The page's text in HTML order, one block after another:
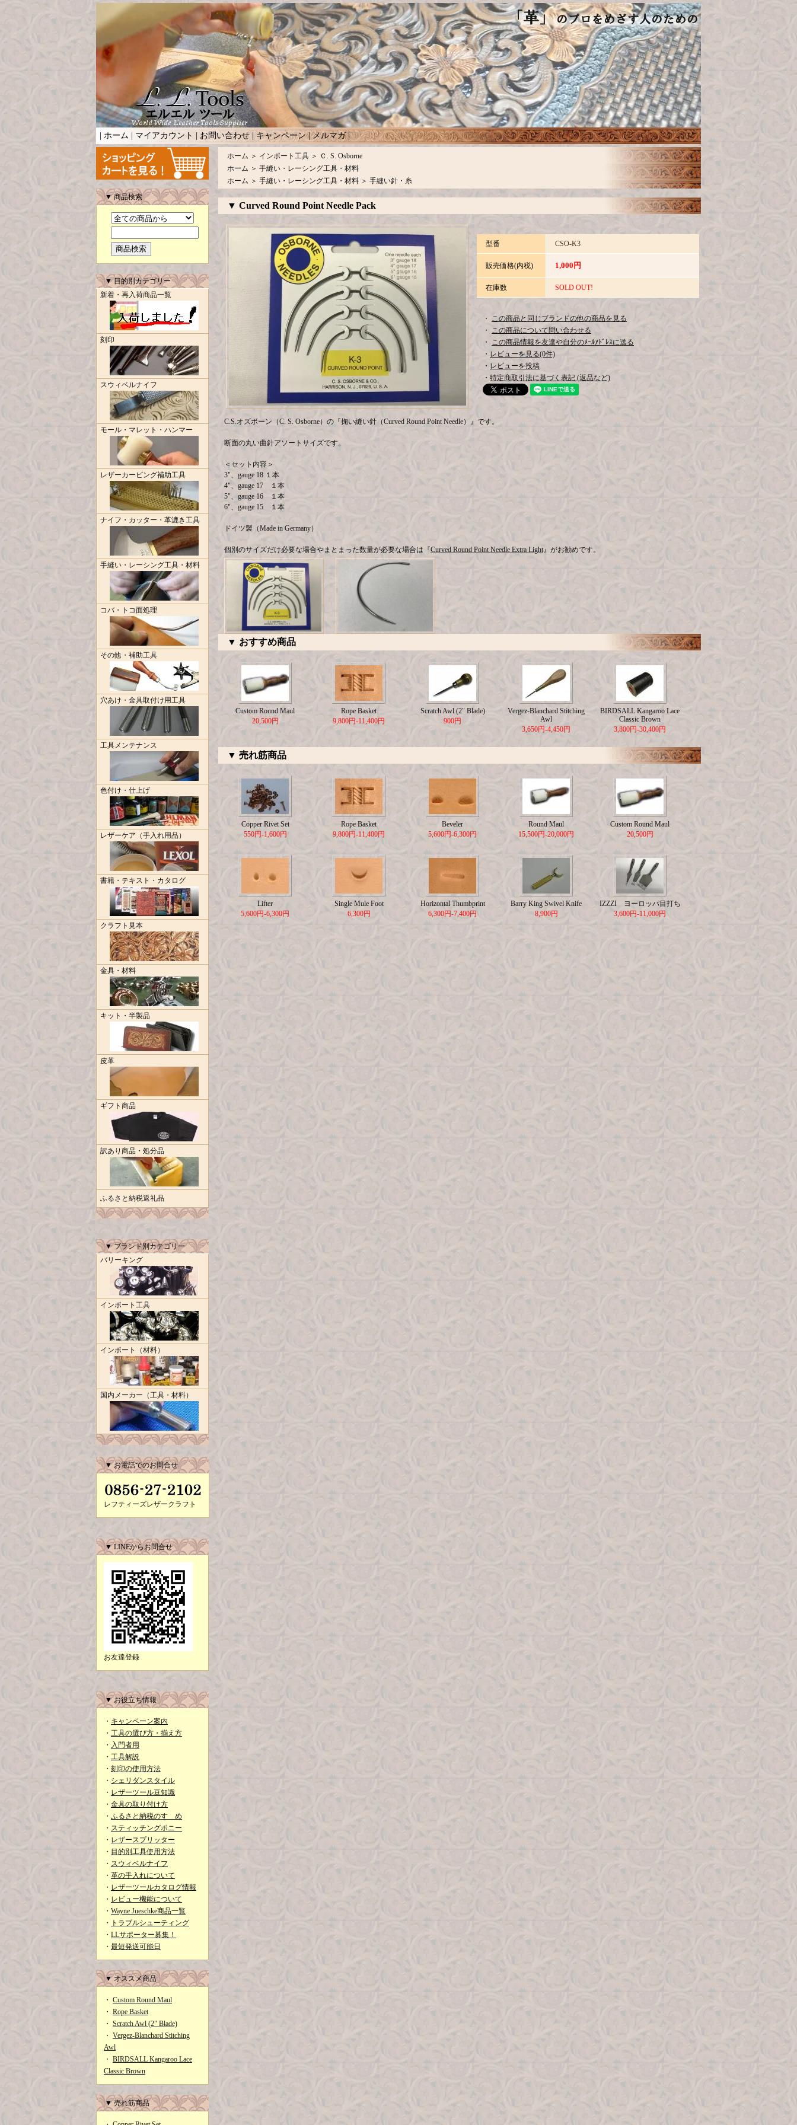
ホーム マイアカウント | お問い合わせ | キャンペーン|メルマガ|
▼ 商品検索
▼ 目的別カテゴリー
新着・再入荷商品一覧
刻印
スウィベルナイフ
モール・マレット・ハンマー
レザーカービング補助工具
ナイフ・カッター・革漉き工具
手縫い・レーシング工具・材料
コバ・トコ面処理
その他・補助工具
穴あけ・金具取付け用工具
工具メンテナンス
色付け・仕上げ
レザーケア（手入れ用品）
書籍・テキスト・カタログ
クラフト見本
金具・材料
キット・半製品
皮革
ギフト商品
訳あり商品・処分品
ふるさと納税返礼品
▼ ブランド別カテゴリー
バリーキング
インポート工具
インポート（材料）
国内メーカー（工具・材料）
▼ お電話でのお問合せ
レフティーズレザークラフト
▼ LINEからお問合せ
お友達登録
▼ お役立ち情報
・ キャンペーン案内
・ 工具の選び方・揃え方
・ 入門者用
・ 工具解説
・ 刻印の使用方法
・ シェリダンスタイル
・ レザーツール豆知識
・ 金具の取り付け方
・ ふるさと納税のすゝめ
・ スティッチングポニー
・ レザースプリッター
・ 目的別工具使用方法
・ スウィベルナイフ
・ 革の手入れについて
・ レザーツールカタログ情報
・ レビュー機能について
・ Wayne Jueschke商品一覧
・
トラブルシューティング
・ LLサポーター募集！
・ 最短発送可能日
▼ オススメ商品
・ Custom Round Maul
・ Rope Basket
・ Scratch Awl (2" Blade)
・ Vergez-Blanchard Stitching
Awl
・ BIRDSALL Kangaroo Lace
Classic Brown
▼ 売れ筋商品
ホーム ＞ インポート工具 ＞ Ｃ. S. Osborne
ホーム ＞ 手縫い・レーシング工具・材料
ホーム ＞ 手縫い・レーシング工具・材料 ＞ 手縫い針・糸
▼ Curved Round Point Needle Pack
型番 CSO-K3
販売価格(内税) 1,000円
在庫数 SOLD OUT!
・ この商品と同じブランドの他の商品を見る
・ この商品について問い合わせる
・ この商品情報を友達や自分のﾒｰﾙｱﾄﾞﾚｽに送る
・ レビューを見る(0件)
・ レビューを投稿
・ 特定商取引法に基づく表記 (返品など)
C.S.オズボーン（C. S. Osborne）の『掬い縫い針（Curved Round Point Needle）』です。
断面の丸い曲針アソートサイズです。
＜セット内容＞
3"、gauge 18 １本
4"、gauge 17 １本
5"、gauge 16 １本
6"、gauge 15 １本
ドイツ製（Made in Germany）
個別のサイズだけ必要な場合やまとまった数量が必要な場合は『Curved Round Point Needle Extra Light』がお勧めです。
▼ おすすめ商品
Custom Round Maul
20,500円
Rope Basket
9,800円-11,400円
Scratch Awl (2" Blade)
900円
Vergez-Blanchard Stitching
Awl
3,650円-4,450円
BIRDSALL Kangaroo Lace
Classic Brown
3,800円-30,400円
▼ 売れ筋商品
Copper Rivet Set
550円-1,600円
Rope Basket
9,800円-11,400円
Beveler
5,600円-6,300円
Round Maul
15,500円-20,000円
Custom Round Maul
20,500円
Lifter
5,600円-6,300円
Single Mule Foot
6,300円
Horizontal Thumbprint
6,300円-7,400円
Barry King Swivel Knife
8,900円
IZZZI ヨーロッパ目打ち
3,600円-11,000円